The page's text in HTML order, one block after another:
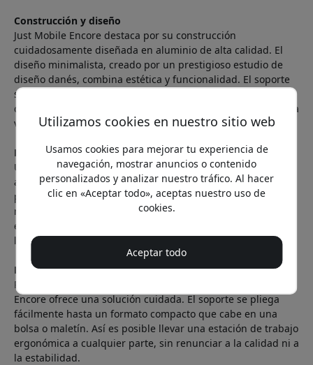
Construcción y diseño
Just Mobile Encore destaca por su construcción
cuidadosamente diseñada en aluminio de alta calidad. El
diseño minimalista, creado por un prestigioso estudio de
diseño danés, combina estética y funcionalidad. El soporte
se define por sus líneas limpias y una base circular estable
que ofrece una gran estabilidad sin renunciar a la elegancia
visual.
Flexibilidad en foco
Una de las características más destacadas del soporte es su
ajuste versátil. El brazo, fabricado en goma resistente,
permite distintos ángulos de visión que se adaptan a las
necesidades del usuario. Esto hace que el soporte sea
especialmente adecuado para múltiples usos, desde la
lectura digital hasta las videollamadas.
La portabilidad se une a la practicidad
Para los usuarios modernos que valoran la movilidad,
Encore ofrece una solución cuidada. El soporte se pliega
fácilmente hasta un formato compacto que cabe en una
bolsa o maletín. Así es posible llevar una estación de trabajo
ergonómica a cualquier parte, sin renunciar a la calidad ni a
la estabilidad.
Utilizamos cookies en nuestro sitio web
Usamos cookies para mejorar tu experiencia de
navegación, mostrar anuncios o contenido
personalizados y analizar nuestro tráfico. Al hacer
clic en «Aceptar todo», aceptas nuestro uso de
cookies.
Aceptar todo